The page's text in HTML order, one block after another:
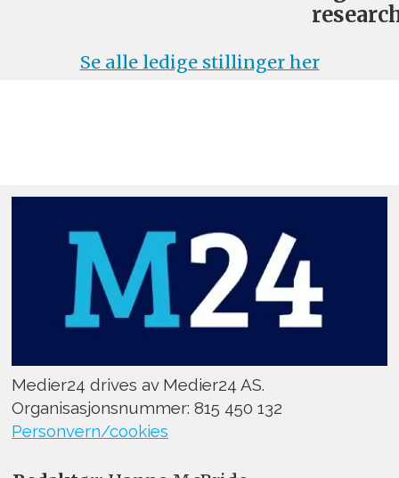
Se alle ledige stillinger her
Medier24 drives av Medier24 AS.
Organisasjonsnummer: 815 450 132
Personvern/cookies